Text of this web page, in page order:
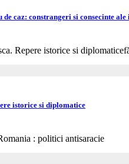
caz: constrangeri si consecinte
istorice si diplomatice